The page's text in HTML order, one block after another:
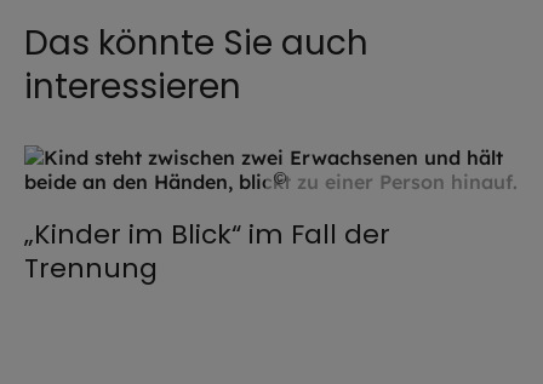
Das könnte Sie auch
interessieren
© istock.com / Prostock-Studio
„Kinder im Blick“ im Fall der
Trennung